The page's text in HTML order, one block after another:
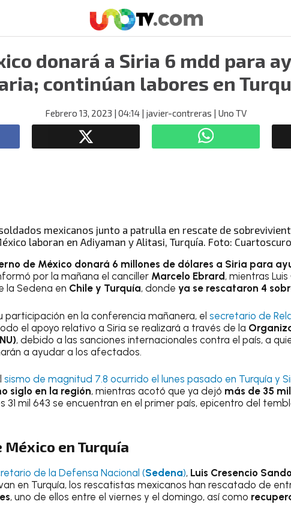
donará a Siria 6 mdd para
continúan labores en
Febrero 13, 2023 | 04:14 | javier-contreras | Uno TV
laboran en Adiyaman y Alitasi, Turquía. Foto: Cuartoscuro
de México donará 6 millones de dólares a Siria para
por la mañana el canciller Marcelo Ebrard , mientras
la Sedena en Chile y Turquía, donde ya se rescataron 4
participación en la conferencia mañanera, el secretario de
el apoyo relativo a Siria se realizará a través de la
, debido a las sanciones internacionales contra el país, a
a ayudar a los afectados.
sismo de magnitud 7.8 ocurrido el lunes pasado en Turquía y
siglo en la región, mientras acotó que ya dejó más de 35
31 mil 643 se encuentran en el primer país, epicentro del
en Turquía
de la Defensa Nacional (Sedena), Luis Cresencio
en Turquía, los rescatistas mexicanos han rescatado de
, uno de ellos entre el viernes y el domingo, así como